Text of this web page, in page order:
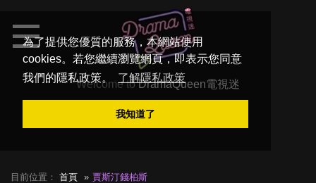
為了提供您優質的服務，本網站使用
cookies。若您繼續瀏覽網頁，即表示您同意
我們的隱私政策。
了解隱私政策
我知道了
Welcome toDramaQueen電視迷
目前位置： 首頁 賈斯汀錢柏斯